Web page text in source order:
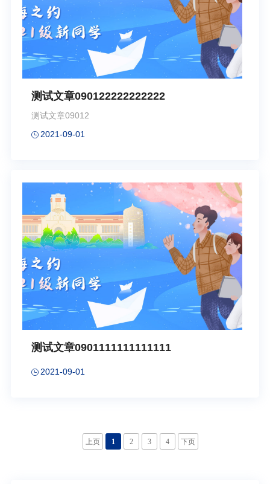
测试文章090122222222222
测试文章09012
2021-09-01
测试文章0901111111111111
2021-09-01
上页 1 2 3 4 下页